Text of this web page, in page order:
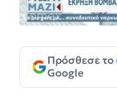
Πρόσθεσε το
Google